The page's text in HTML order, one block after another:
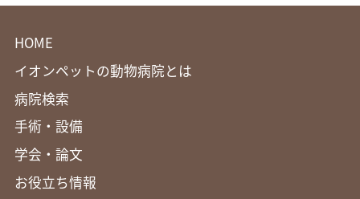
HOME
イオンペットの動物病院とは
病院検索
手術・設備
学会・論文
お役立ち情報